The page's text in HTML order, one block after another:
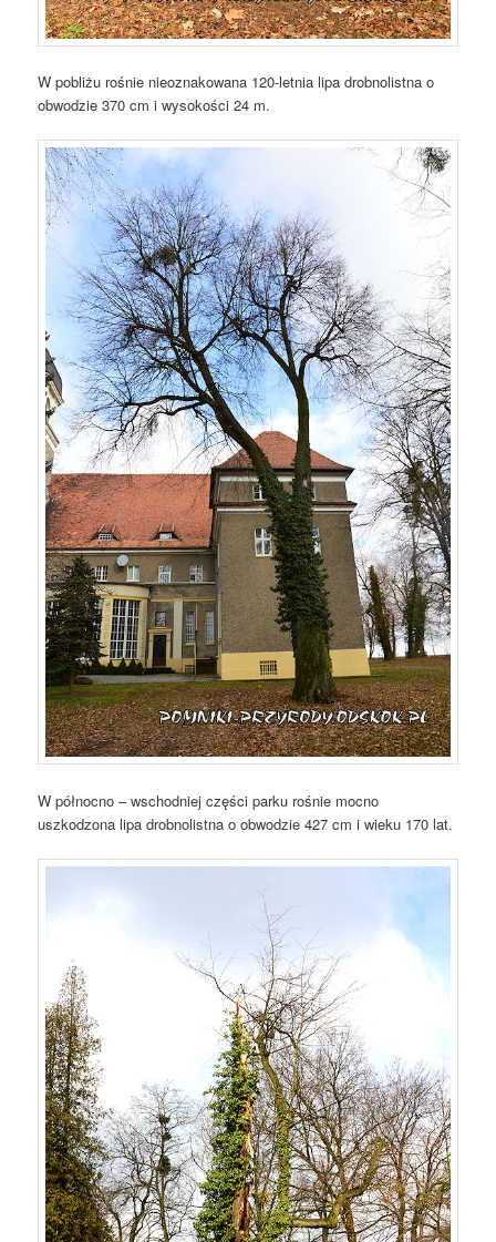
W pobliżu rośnie nieoznakowana 120-letnia lipa drobnolistna o
obwodzie 370 cm i wysokości 24 m.
W północno – wschodniej części parku rośnie mocno
uszkodzona lipa drobnolistna o obwodzie 427 cm i wieku 170 lat.